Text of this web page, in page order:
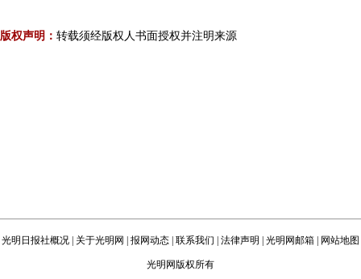
版权声明： 转载须经版权人书面授权并注明来源
光明日报社概况 关于光明网 报网动态 联系我们 法律声明 光明网邮箱 网站地图
光明网版权所有